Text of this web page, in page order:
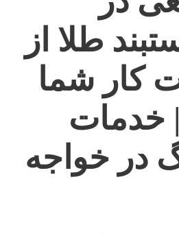
طلا از
کار شما
خدمات
در خواجه